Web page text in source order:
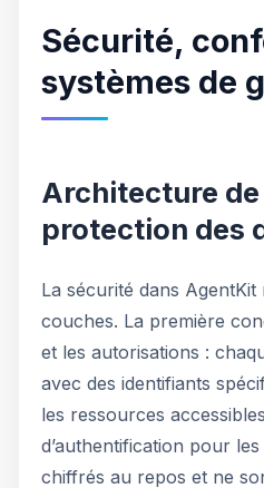
Sécurité,
systèmes de
Architecture
protection des
La sécurité dans
couches. La première
et les autorisations :
avec des identifiants
les ressources
d’authentification pour
chiffrés au repos et ne